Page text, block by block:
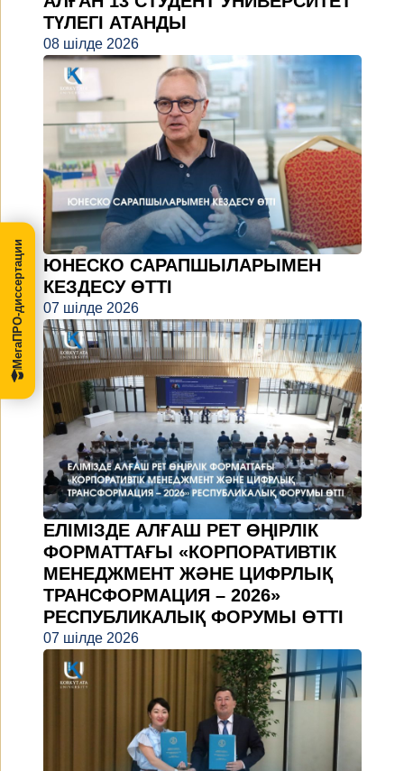
ТҮЛЕГІ АТАНДЫ
08 шілде 2026
ЮНЕСКО САРАПШЫЛАРЫМЕН
КЕЗДЕСУ ӨТТІ
07 шілде 2026
ЕЛІМІЗДЕ АЛҒАШ РЕТ ӨҢІРЛІК
ФОРМАТТАҒЫ «КОРПОРАТИВТІК
МЕНЕДЖМЕНТ ЖӘНЕ ЦИФРЛЫҚ
ТРАНСФОРМАЦИЯ – 2026»
РЕСПУБЛИКАЛЫҚ ФОРУМЫ ӨТТІ
07 шілде 2026
МегаПРО-диссертации